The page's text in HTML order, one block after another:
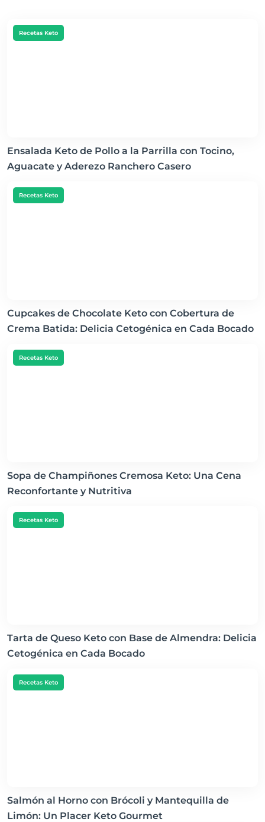
Recetas Keto
Ensalada Keto de Pollo a la Parrilla con Tocino,
Aguacate y Aderezo Ranchero Casero
Recetas Keto
Cupcakes de Chocolate Keto con Cobertura de
Crema Batida: Delicia Cetogénica en Cada Bocado
Recetas Keto
Sopa de Champiñones Cremosa Keto: Una Cena
Reconfortante y Nutritiva
Recetas Keto
Tarta de Queso Keto con Base de Almendra: Delicia
Cetogénica en Cada Bocado
Recetas Keto
Salmón al Horno con Brócoli y Mantequilla de
Limón: Un Placer Keto Gourmet